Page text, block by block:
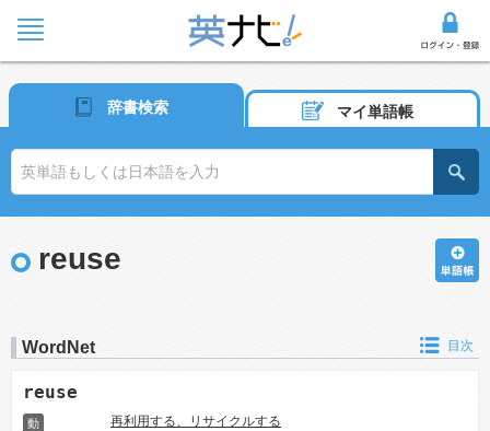
辞書検索 マイ単語帳
reuse
WordNet 目次
reuse
動 再利用する、リサイクルする